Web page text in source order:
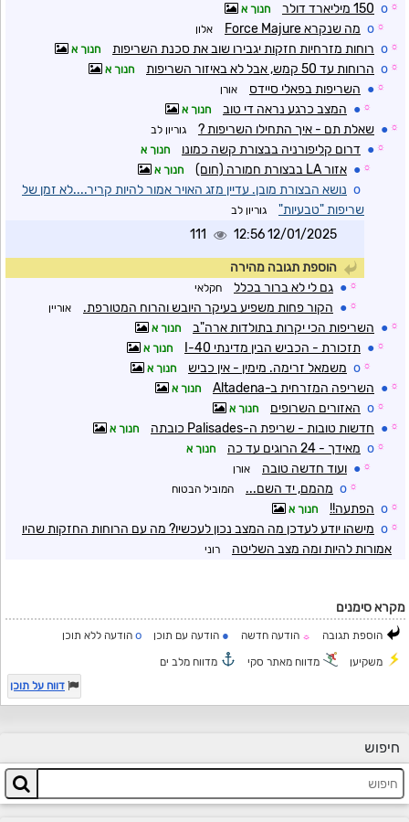
☼
o 150 מיליארד דולר חנוך א
☼
o מה שנקרא Force Majure אלון
☼
o רוחות מזרחיות חזקות יגבירו שוב את סכנת השריפות חנוך א
☼
o הרוחות עד 50 קמש, אבל לא באיזור השריפות חנוך א
☼
● השריפות בפאלי סיידס אורן
☼
● המצב כרגע נראה די טוב חנוך א
☼
● שאלת תם - איך התחילו השריפות ? גוריון לב
☼
● דרום קליפורניה בבצורת קשה כמונו חנוך א
☼
● אזור LA בבצורת חמורה (חום) חנוך א
o נושא הבצורת מובן. עדיין מזג האויר אמור להיות קריר....לא זמן של
שריפות "טבעיות"
גוריון לב
12/01/2025 12:56
111
הוספת תגובה מהירה
☼
● גם לי לא ברור בכלל חקלאי
☼
● הקור פחות משפיע בעיקר היובש והרוח המטורפת. אוריין
☼
● השריפות הכי יקרות בתולדות ארה"ב חנוך א
☼
● תזכורת - הכביש הבין מדינתי I-40 חנוך א
☼
o משמאל זרימה. מימין - אין כביש חנוך א
☼
● השריפה המזרחית ב-Altadena חנוך א
☼
o האזורים השרופים חנוך א
☼
● חדשות טובות - שריפת ה-Palisades כובתה חנוך א
☼
o מאידך - 24 הרוגים עד כה חנוך א
☼
● ועוד חדשה טובה אורן
☼
o מהמם, יד השם... המוביל הבטוח
☼
o הפתעה!! חנוך א
☼
o מישהו יודע לעדכן מה המצב נכון לעכשיו? מה עם הרוחות החזקות שהיו
אמורות להיות ומה מצב השליטה
רוני
מקרא סימנים
הוספת תגובה ☼ הודעה חדשה ● הודעה עם תוכן o הודעה ללא תוכן
משקיען מדווח מאתר סקי
מדווח מלב ים
דווח על תוכן
חיפוש